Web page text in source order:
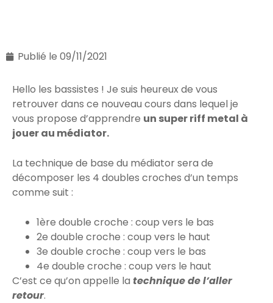
Publié le 09/11/2021
Hello les bassistes ! Je suis heureux de vous
retrouver dans ce nouveau cours dans lequel je
vous propose d’apprendre un super riff metal à
jouer au médiator.
La technique de base du médiator sera de
décomposer les 4 doubles croches d’un temps
comme suit :
1ère double croche : coup vers le bas
2e double croche : coup vers le haut
3e double croche : coup vers le bas
4e double croche : coup vers le haut
C’est ce qu’on appelle la technique de l’aller
retour.